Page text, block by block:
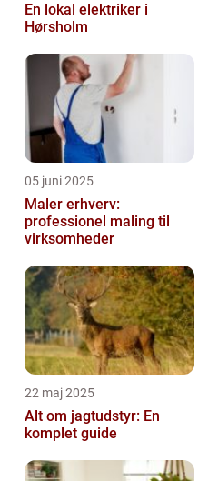
En lokal elektriker i
Hørsholm
05 juni 2025
Maler erhverv:
professionel maling til
virksomheder
22 maj 2025
Alt om jagtudstyr: En
komplet guide